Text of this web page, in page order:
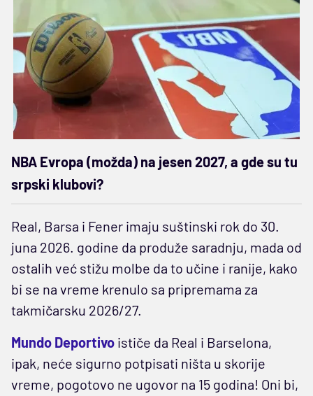
NBA Evropa (možda) na jesen 2027, a gde su tu
srpski klubovi?
Real, Barsa i Fener imaju suštinski rok do 30.
juna 2026. godine da produže saradnju, mada od
ostalih već stižu molbe da to učine i ranije, kako
bi se na vreme krenulo sa pripremama za
takmičarsku 2026/27.
Mundo Deportivo ističe da Real i Barselona,
ipak, neće sigurno potpisati ništa u skorije
vreme, pogotovo ne ugovor na 15 godina! Oni bi,